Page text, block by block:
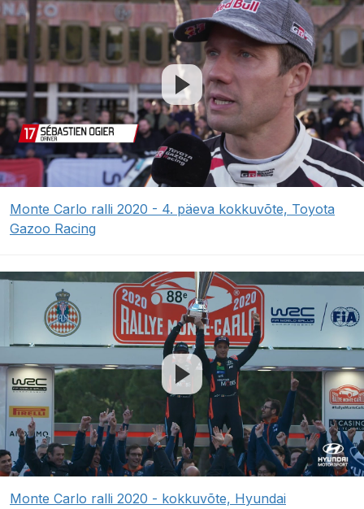
Monte Carlo ralli 2020 - 4. päeva kokkuvõte, Toyota
Gazoo Racing
Monte Carlo ralli 2020 - kokkuvõte, Hyundai